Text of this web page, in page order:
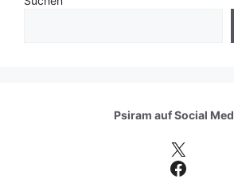
Psiram aufSocial
X
Facebook